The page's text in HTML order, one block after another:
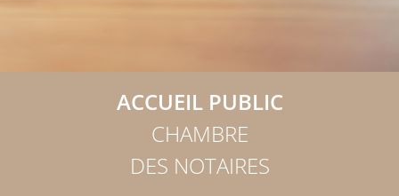
ACCUEIL PUBLIC
CHAMBRE
DES NOTAIRES